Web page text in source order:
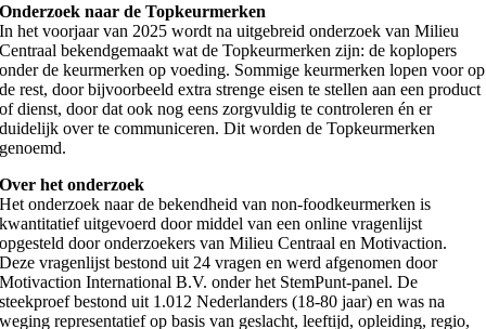
Onderzoek naar de Topkeurmerken
In het voorjaar van 2025 wordt na uitgebreid onderzoek van Milieu
Centraal bekendgemaakt wat de Topkeurmerken zijn: de koplopers
onder de keurmerken op voeding. Sommige keurmerken lopen voor op
de rest, door bijvoorbeeld extra strenge eisen te stellen aan een product
of dienst, door dat ook nog eens zorgvuldig te controleren én er
duidelijk over te communiceren. Dit worden de Topkeurmerken
genoemd.
Over het onderzoek
Het onderzoek naar de bekendheid van non-foodkeurmerken is
kwantitatief uitgevoerd door middel van een online vragenlijst
opgesteld door onderzoekers van Milieu Centraal en Motivaction.
Deze vragenlijst bestond uit 24 vragen en werd afgenomen door
Motivaction International B.V. onder het StemPunt-panel. De
steekproef bestond uit 1.012 Nederlanders (18-80 jaar) en was na
weging representatief op basis van geslacht, leeftijd, opleiding, regio,